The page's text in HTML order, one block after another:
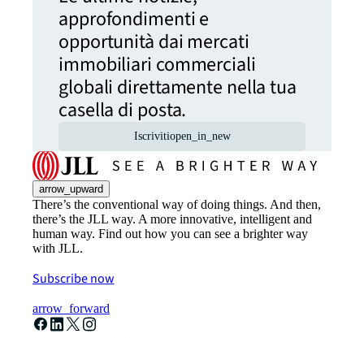
approfondimenti e
opportunità dai mercati
immobiliari commerciali
globali direttamente nella tua
casella di posta.
Iscrivitiopen_in_new
arrow_upward
There’s the conventional way of doing things. And then,
there’s the JLL way. A more innovative, intelligent and
human way. Find out how you can see a brighter way
with JLL.
Subscribe now
arrow_forward